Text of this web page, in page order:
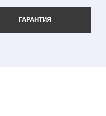
ГАРАНТИЯ